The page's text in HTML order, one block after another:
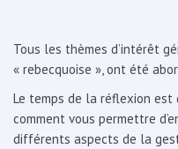
Tous les thèmes d’intérêt
« rebecquoise », ont été
Le temps de la réflexion est
comment vous permettre
différents aspects de la